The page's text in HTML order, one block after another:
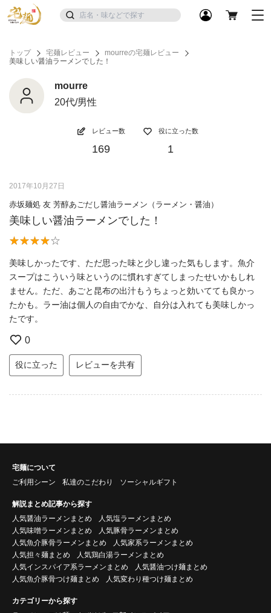
トップ 宅麺レビュー
mourreの宅麺レビュー
美味しい醤油ラーメンでした！
mourre
20代/男性
レビュー数
169
役に立った数
1
2017年10月27日
赤坂麺処 友 芳醇あごだし醤油ラーメン（ラーメン・醤油）
美味しい醤油ラーメンでした！
美味しかったです、ただ思った味と少し違った気もします。魚介
スープはこういう味というのに慣れすぎてしまったせいかもしれ
ません。ただ、あごと昆布の出汁もうちょっと効いてても良かっ
たかも。ラー油は個人の自由でかな、自分は入れても美味しかっ
たです。
0
役に立った レビューを共有
宅麺について
ご利用シーン
私達のこだわり ソーシャルギフト
解説まとめ記事から探す
人気醤油ラーメンまとめ
人気塩ラーメンまとめ
人気味噌ラーメンまとめ
人気豚骨ラーメンまとめ
人気魚介豚骨ラーメンまとめ
人気家系ラーメンまとめ
人気担々麺まとめ
人気鶏白湯ラーメンまとめ
人気インスパイア系ラーメンまとめ
人気醤油つけ麺まとめ
人気魚介豚骨つけ麺まとめ
人気変わり種つけ麺まとめ
カテゴリーから探す